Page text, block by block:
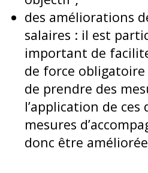
des améliorations
salaires : il est
important de
de force obligatoire
de prendre des
l’application de ces
mesures
donc être